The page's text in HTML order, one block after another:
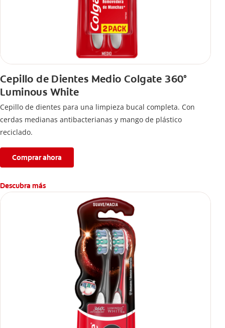
Cepillo de Dientes Medio Colgate 360°
Luminous White
Cepillo de dientes para una limpieza bucal completa. Con
cerdas medianas antibacterianas y mango de plástico
reciclado.
Comprar ahora
Descubra más